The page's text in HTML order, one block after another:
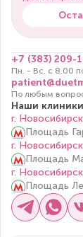
+7 (383) 209-
Пн. - Вс. с 8.00
По любым
Наши клиники
г.
Площадь
г.
Площадь
г.
Площадь